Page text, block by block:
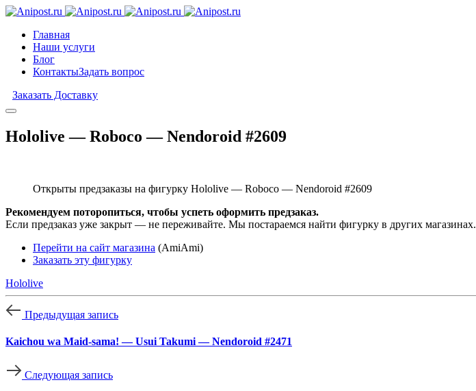
Главная
Наши услуги
Блог
КонтактыЗадать вопрос
Заказать Доставку
Hololive — Roboco — Nendoroid #2609
Открыты предзаказы на фигурку Hololive — Roboco — Nendoroid #2609
Рекомендуем поторопиться, чтобы успеть оформить предзаказ.
Если предзаказ уже закрыт — не переживайте. Мы постараемся найти фигурку в других магазинах.
Перейти на сайт магазина (AmiAmi)
Заказать эту фигурку
Hololive
Предыдущая запись
Kaichou wa Maid-sama! — Usui Takumi — Nendoroid #2471
Следующая запись